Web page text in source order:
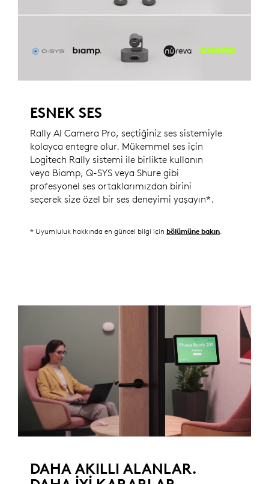
ESNEK SES
Rally AI Camera Pro, seçtiğiniz ses sistemiyle
kolayca entegre olur. Mükemmel ses için
Logitech Rally sistemi ile birlikte kullanın
veya Biamp, Q-SYS veya Shure gibi
profesyonel ses ortaklarımızdan birini
seçerek size özel bir ses deneyimi yaşayın*.
* Uyumluluk hakkında en güncel bilgi için bölümüne bakın
DAHA AKILLI ALANLAR.